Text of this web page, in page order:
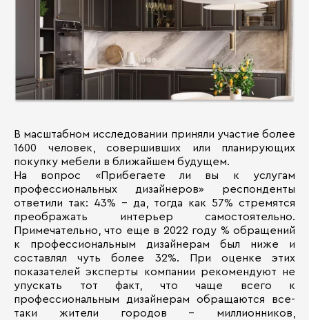
В масштабном исследовании приняли участие более
1600 человек, совершивших или планирующих
покупку мебели в ближайшем будущем.
На вопрос «Прибегаете ли вы к услугам
профессиональных дизайнеров» респонденты
ответили так: 43% - да, тогда как 57% стремятся
преображать интерьер самостоятельно.
Примечательно, что еще в 2022 году % обращений
к профессиональным дизайнерам был ниже и
составлял чуть более 32%. При оценке этих
показателей эксперты компании рекомендуют не
упускать тот факт, что чаще всего к
профессиональным дизайнерам обращаются все-
таки жители городов - миллионников,